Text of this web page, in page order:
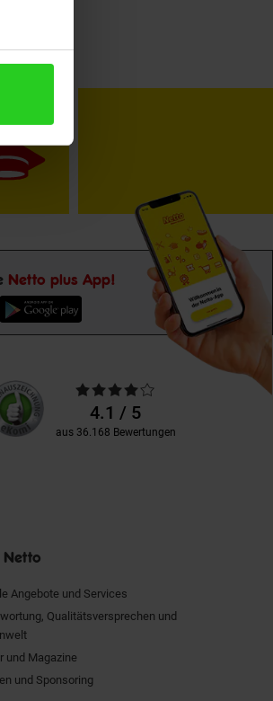
Netto plus App!
Durchschnittliche
Bewertungen4.1 / 5
aus 36.168 Bewertungen
Netto
Angebote und Services
Qualitätsversprechen und
und Magazine
und Sponsoring